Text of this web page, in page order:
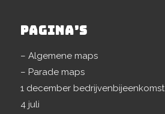
PAGINA’S
– Algemene maps
– Parade maps
1 december bedrijvenbijeenkomst
4 juli